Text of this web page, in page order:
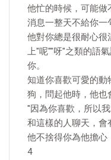
他忙的時候，可能做
消息一整天不給你一
他對你總是很耐心很
上"呢""呀"之類的語
你。
知道你喜歡可愛的動
狗，問起他時，他也
"因為你喜歡，所以
和這樣的人聊天，會
他不捨得你為他擔心
4